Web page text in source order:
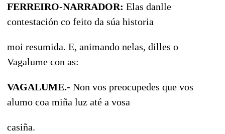
FERREIRO-NARRADOR: Elas danlle
contestación co feito da súa historia
moi resumida. E, animando nelas, dilles o
Vagalume con as:
VAGALUME.- Non vos preocupedes que vos
alumo coa miña luz até a vosa
casiña.